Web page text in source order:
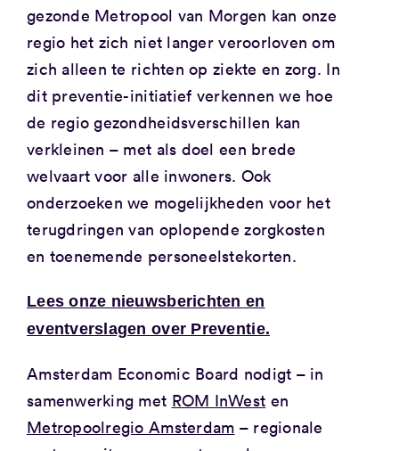
gezonde Metropool van Morgen kan onze
regio het zich niet langer veroorloven om
zich alleen te richten op ziekte en zorg. In
dit preventie-initiatief verkennen we hoe
de regio gezondheidsverschillen kan
verkleinen – met als doel een brede
welvaart voor alle inwoners. Ook
onderzoeken we mogelijkheden voor het
terugdringen van oplopende zorgkosten
en toenemende personeelstekorten.
Lees onze nieuwsberichten en
eventverslagen over Preventie.
Amsterdam Economic Board nodigt – in
samenwerking met ROM InWest en
Metropoolregio Amsterdam – regionale